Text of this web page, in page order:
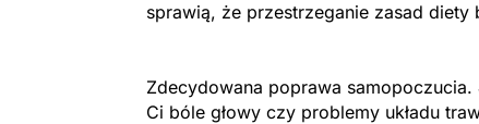
sprawią, że przestrzeganie zasad diety
Zdecydowana poprawa
Ci bóle głowy czy problemy układu